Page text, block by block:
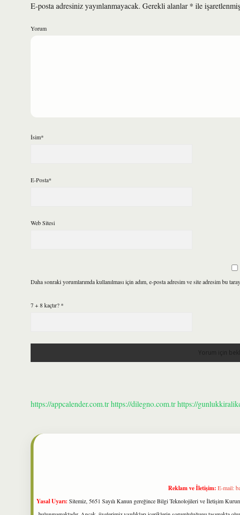
E-posta adresiniz yayınlanmayacak. Gerekli alanlar* ile
Yorum
İsim*
E-Posta*
Web Sitesi
Daha sonraki yorumlarımda kullanılması için adım, e-posta adresim ve site adresim bu
7 + 8 kaçtır? *
https://appcalender.com.trhttps://dilegno.com.trhttps://
Reklam ve İletişim: E-mail:
Yasal Uyarı: Sitemiz, 5651 Sayılı Kanun gereğince Bilgi Teknolojileri ve İletişim